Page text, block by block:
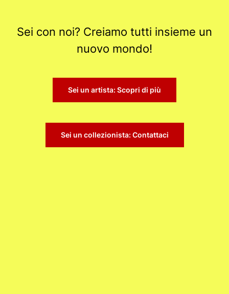
Sei con noi? Creiamo tutti insieme un
nuovo mondo!
Sei un artista: Scopri di più
Sei un collezionista: Contattaci